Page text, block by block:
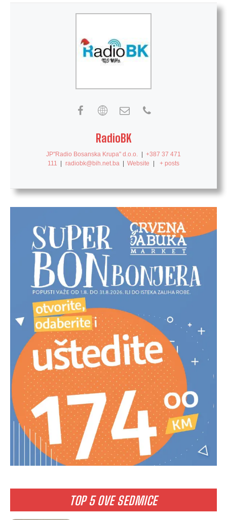
TOP 5 OVE SEDMICE
RadioBK
JP"Radio Bosanska Krupa" d.o.o.
+387 37 471
111
radiobk@bih.net.ba Website + posts